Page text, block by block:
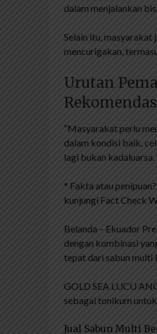
dalam menjalankan
Selain itu,
mencurigakan,
Urutan
“Masyarakat perlu
dalam kondisi baik,
lagi bukan kadaluarsa.
* Fakta atau
kunjungi Fact Check
Belanda – Ekuador
dengan kombinasi
tepat dari sabun multi
GOLD SEA LUCU
sebagai tonikum untuk
Jual Sabun Multi